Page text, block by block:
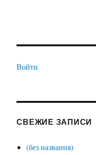
Войти
СВЕЖИЕ ЗАПИСИ
(без названия)